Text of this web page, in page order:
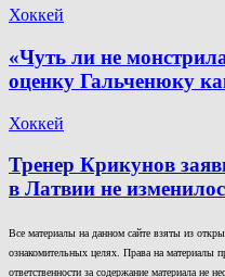
Хоккей
«Чуть ли не
оценку Гальченюку
Хоккей
Тренер Крикунов
в Латвии не
Все материалы на данном сайте взяты из
ознакомительных целях. Права на материалы
ответственности за содержание материала не